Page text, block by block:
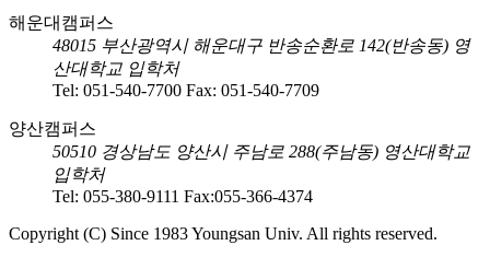
해운대캠퍼스
48015 부산광역시 해운대구 반송순환로 142(반송동) 영
산대학교 입학처
Tel: 051-540-7700 Fax: 051-540-7709
양산캠퍼스
50510 경상남도 양산시 주남로 288(주남동) 영산대학교
입학처
Tel: 055-380-9111 Fax:055-366-4374
Copyright (C) Since 1983 Youngsan Univ. All rights reserved.